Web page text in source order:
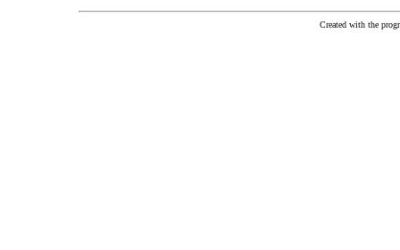
Created with the